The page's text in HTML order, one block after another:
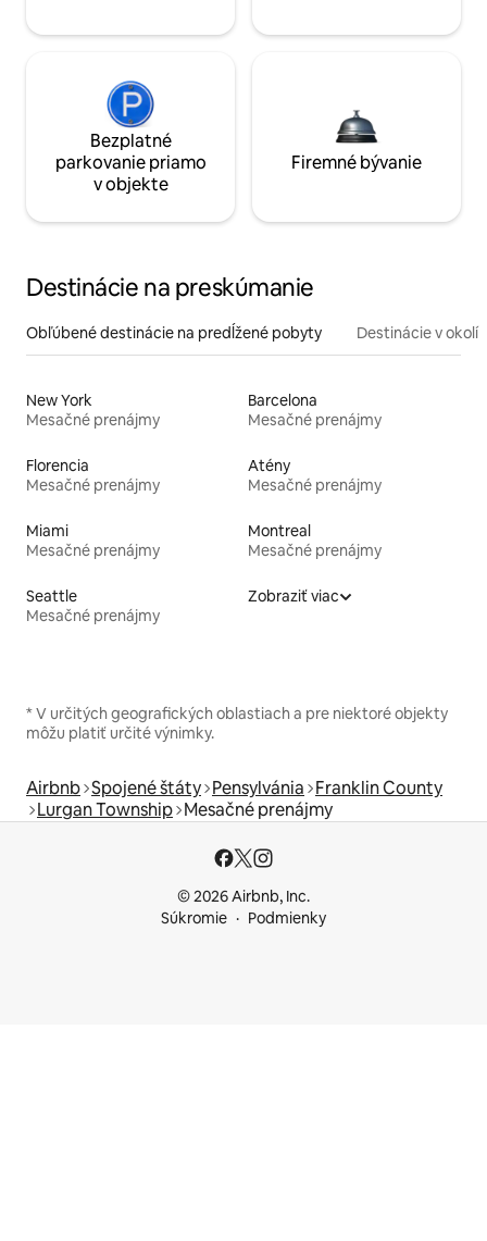
Bezplatné
parkovanie priamo
v objekte
Firemné bývanie
Destinácie na preskúmanie
Obľúbené destinácie na predĺžené pobyty Destinácie v okolí
New York
Mesačné prenájmy
Barcelona
Mesačné prenájmy
Florencia
Mesačné prenájmy
Atény
Mesačné prenájmy
Miami
Mesačné prenájmy
Montreal
Mesačné prenájmy
Seattle
Mesačné prenájmy
Zobraziť viac
* V určitých geografických oblastiach a pre niektoré objekty
môžu platiť určité výnimky.
Airbnb Spojené štáty Pensylvánia Franklin County
Lurgan Township Mesačné prenájmy
© 2026 Airbnb, Inc.
Súkromie
Podmienky